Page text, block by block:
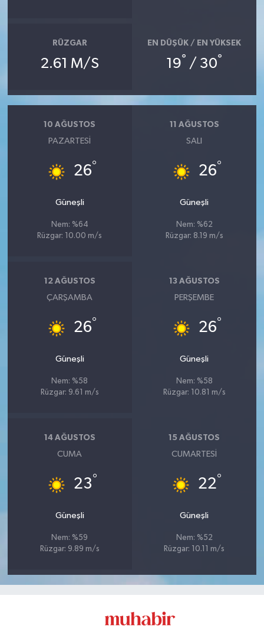
RÜZGAR
2.61 M/S
EN DÜŞÜK / EN YÜKSEK
19° / 30°
10 AĞUSTOS
PAZARTESI
26°
Güneşli
Nem: %64
Rüzgar: 10.00 m/s
11 AĞUSTOS
SALI
26°
Güneşli
Nem: %62
Rüzgar: 8.19 m/s
12 AĞUSTOS
ÇARŞAMBA
26°
Güneşli
Nem: %58
Rüzgar: 9.61 m/s
13 AĞUSTOS
PERŞEMBE
26°
Güneşli
Nem: %58
Rüzgar: 10.81 m/s
14 AĞUSTOS
CUMA
23°
Güneşli
Nem: %59
Rüzgar: 9.89 m/s
15 AĞUSTOS
CUMARTESI
22°
Güneşli
Nem: %52
Rüzgar: 10.11 m/s